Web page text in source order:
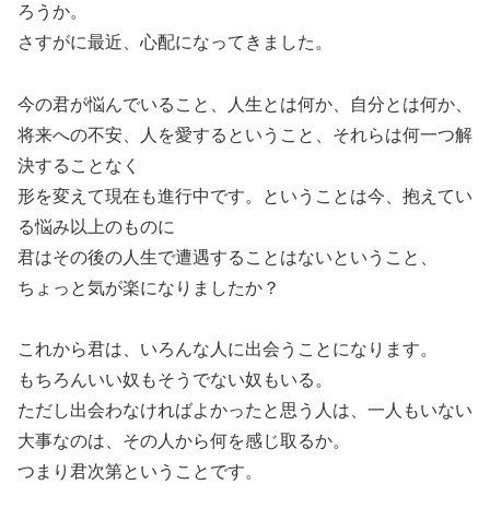
ろうか。
さすがに最近、心配になってきました。
今の君が悩んでいること、人生とは何か、自分とは何か、
将来への不安、人を愛するということ、それらは何一つ解
決することなく
形を変えて現在も進行中です。ということは今、抱えてい
る悩み以上のものに
君はその後の人生で遭遇することはないということ、
ちょっと気が楽になりましたか？
これから君は、いろんな人に出会うことになります。
もちろんいい奴もそうでない奴もいる。
ただし出会わなければよかったと思う人は、一人もいない
大事なのは、その人から何を感じ取るか。
つまり君次第ということです。